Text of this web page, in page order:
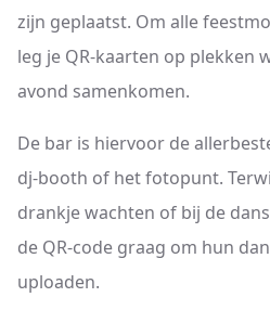
zijn geplaatst. Om alle
leg je QR-kaarten op plekken
avond samenkomen.
De bar is hiervoor de
dj-booth of het fotopunt.
drankje wachten of bij de
de QR-code graag om hun
uploaden.